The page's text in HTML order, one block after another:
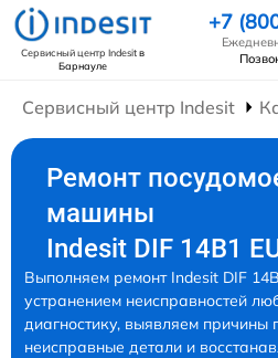
Сервисный центр Indesitв
Барнауле
+7
Сервисный центр Indesit
Ремонт
машины
Indesit DIF 14B1
Выполняем ремонт Indesit DIF
устранением неисправностей
диагностику, выявляем причины
неисправные детали и